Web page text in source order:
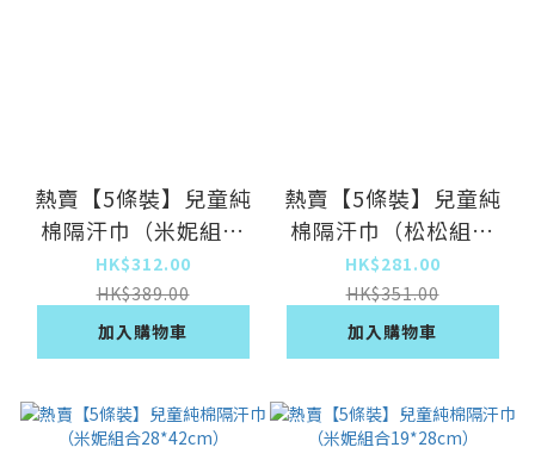
熱賣【5條裝】兒童純
棉隔汗巾（米妮組合
24*32cm）
HK$312.00
HK$389.00
加入購物車
熱賣【5條裝】兒童純
棉隔汗巾（松松組合
19*28cm）
HK$281.00
HK$351.00
加入購物車